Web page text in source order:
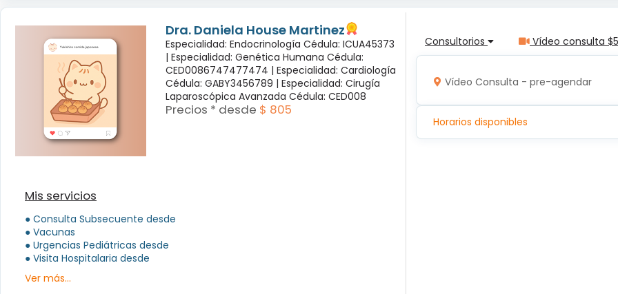
Dra. Daniela House Martinez
Especialidad: Endocrinología Cédula: ICUA45373
| Especialidad: Genética Humana Cédula:
CED0086747477474 | Especialidad: Cardiología
Cédula: GABY3456789 | Especialidad: Cirugía
Laparoscópica Avanzada Cédula: CED008
Precios * desde $ 805
Mis servicios
● Consulta Subsecuente desde
● Vacunas
● Urgencias Pediátricas desde
● Visita Hospitalaria desde
Ver más...
Consultorios Vídeo consulta
Vídeo Consulta - pre-agendar
Horarios disponibles